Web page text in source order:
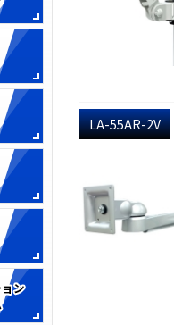
LA-55AR-2V